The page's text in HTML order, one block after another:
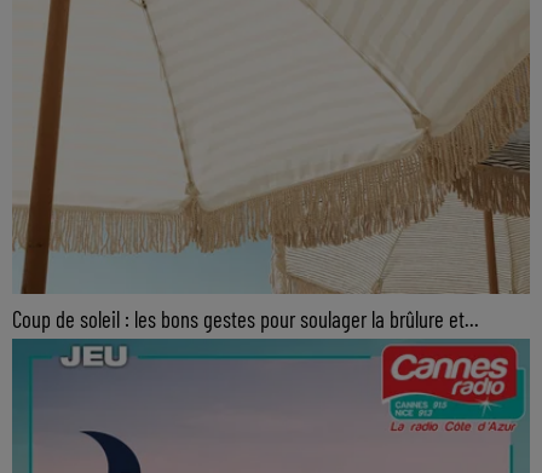
Coup de soleil : les bons gestes pour soulager la brûlure et...